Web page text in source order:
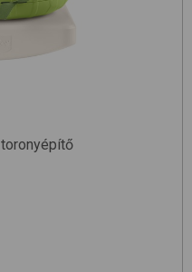
toronyépítő